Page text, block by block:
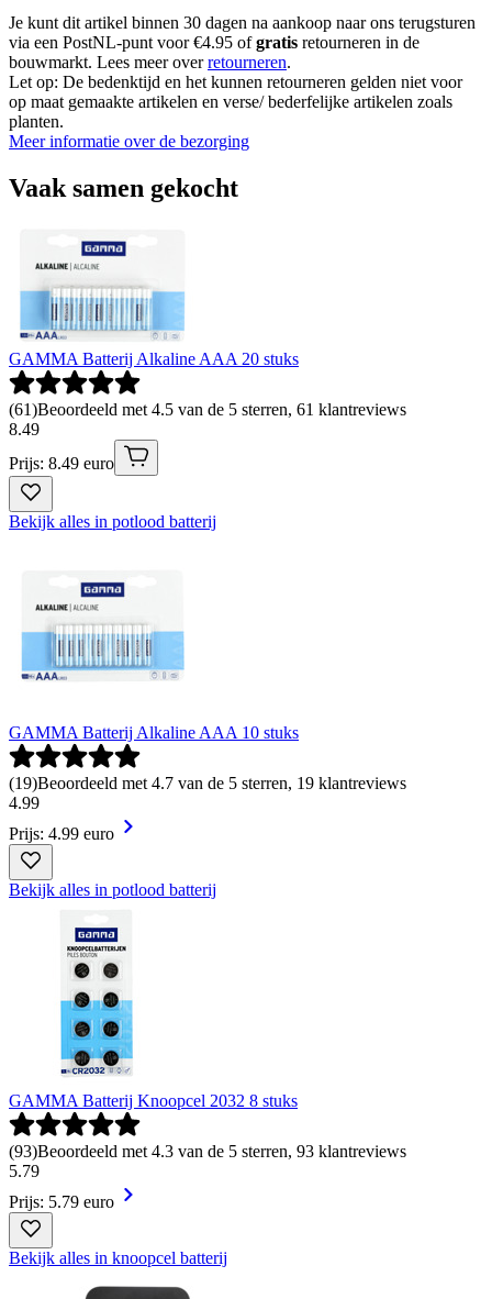
Je kunt dit artikel binnen 30 dagen na aankoop naar ons terugsturen
via een PostNL-punt voor €4.95 ofgratis retourneren in de
bouwmarkt. Lees meer overretourneren.
Let op: De bedenktijd en het kunnen retourneren gelden niet voor
op maat gemaakte artikelen en verse/ bederfelijke artikelen zoals
planten.
Meer informatie over de bezorging
Vaak samen gekocht
GAMMA Batterij Alkaline AAA 20 stuks
(61)Beoordeeld met 4.5 van de 5 sterren, 61 klantreviews
8.49
Prijs: 8.49 euro
Bekijk alles in potlood batterij
GAMMA Batterij Alkaline AAA 10 stuks
(19)Beoordeeld met 4.7 van de 5 sterren, 19 klantreviews
4.99
Prijs: 4.99 euro
Bekijk alles in potlood batterij
GAMMA Batterij Knoopcel 2032 8 stuks
(93)Beoordeeld met 4.3 van de 5 sterren, 93 klantreviews
5.79
Prijs: 5.79 euro
Bekijk alles in knoopcel batterij